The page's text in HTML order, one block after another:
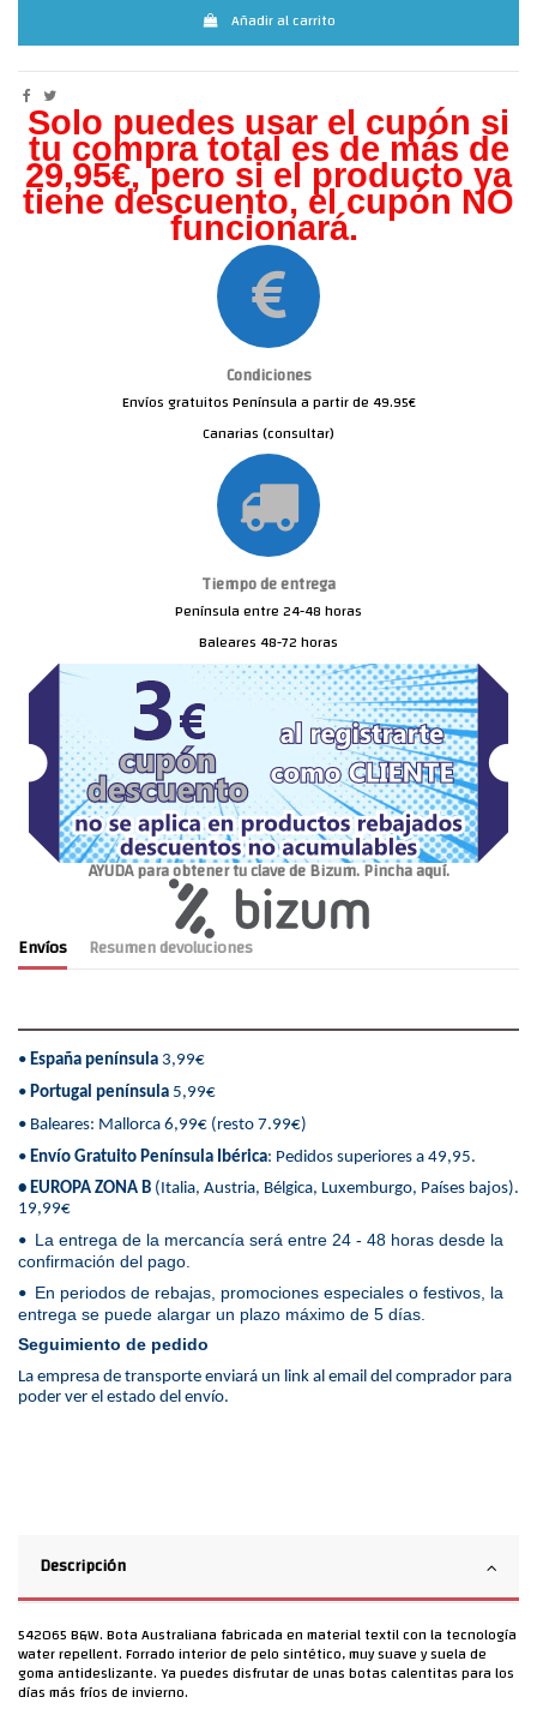
Añadir al carrito
Solo puedes usar el cupón si
tu compra total es de más de
29,95€, pero si el producto ya
tiene descuento, el cupón NO
funcionará.
Condiciones
Envíos gratuitos Península a partir de 49.95€
Canarias (consultar)
Tiempo de entrega
Península entre 24-48 horas
Baleares 48-72 horas
AYUDA para obtener tu clave de Bizum. Pincha aquí.
Envíos Resumen devoluciones
• España península 3,99€
• Portugal península 5,99€
• Baleares: Mallorca 6,99€ (resto 7.99€)
• Envío Gratuito Península Ibérica: Pedidos superiores a 49,95.
• EUROPA ZONA B (Italia, Austria, Bélgica, Luxemburgo, Países bajos).
19,99€
• La entrega de la mercancía será entre 24 - 48 horas desde la
confirmación del pago.
• En periodos de rebajas, promociones especiales o festivos, la
entrega se puede alargar un plazo máximo de 5 días.
Seguimiento de pedido
La empresa de transporte enviará un link al email del comprador para
poder ver el estado del envío.
Descripción
542065 B&W. Bota Australiana fabricada en material textil con la tecnología
water repellent. Forrado interior de pelo sintético, muy suave y suela de
goma antideslizante. Ya puedes disfrutar de unas botas calentitas para los
días más fríos de invierno.